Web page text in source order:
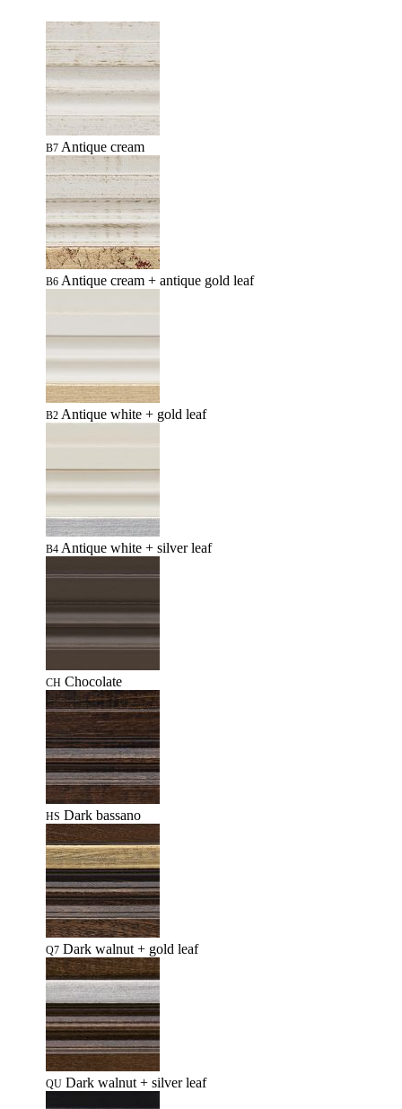
B7 Antique cream
B6 Antique cream + antique gold leaf
B2 Antique white + gold leaf
B4 Antique white + silver leaf
CH Chocolate
HS Dark bassano
Q7 Dark walnut + gold leaf
QU Dark walnut + silver leaf